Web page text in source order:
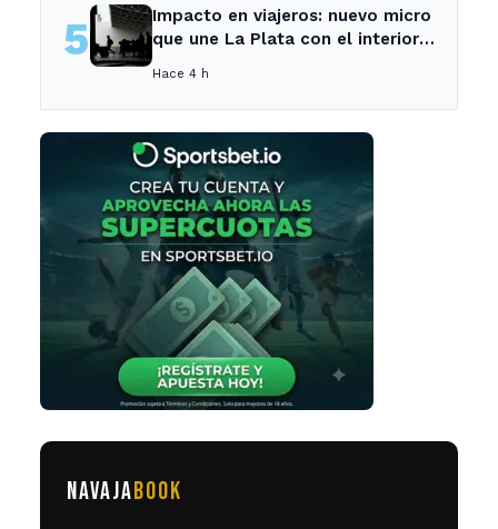
5
Impacto en viajeros: nuevo micro
que une La Plata con el interior
Hace 4 h
NAVAJABOOK